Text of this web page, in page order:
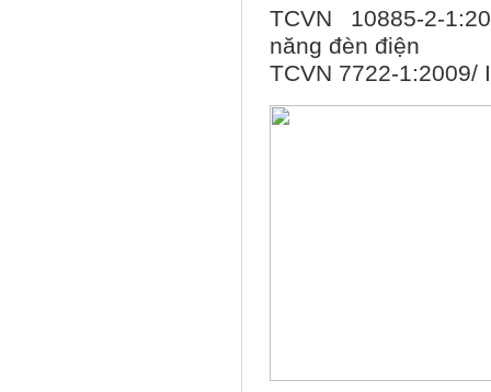
TCVN 10885-2-
năng đèn điện
TCVN 7722-1:2009/